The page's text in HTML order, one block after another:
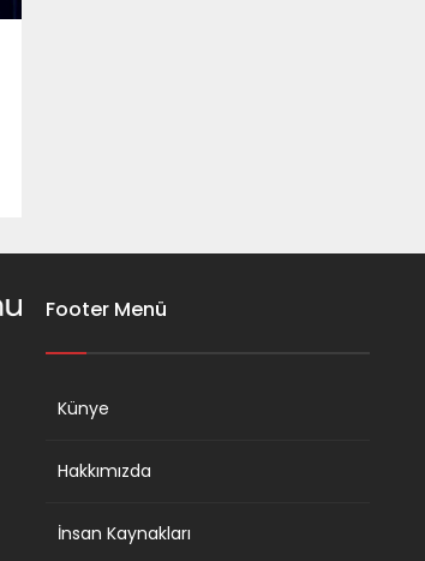
Footer Menü
Künye
Hakkımızda
İnsan Kaynakları